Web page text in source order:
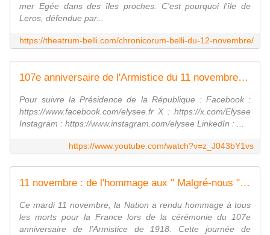
mer Egée dans des îles proches. C'est pourquoi l'île de
Leros, défendue par...
https://theatrum-belli.com/chronicorum-belli-du-12-novembre/
107e anniversaire de l'Armistice du 11 novembre 1918.
Pour suivre la Présidence de la République : Facebook :
https://www.facebook.com/elysee.fr X : https://x.com/Elysee
Instagram : https://www.instagram.com/elysee LinkedIn : ...
https://www.youtube.com/watch?v=z_J043bY1vs
11 novembre : de l'hommage aux " Malgré-nous " à la terre des sites mémoriels
Ce mardi 11 novembre, la Nation a rendu hommage à tous
les morts pour la France lors de la cérémonie du 107e
anniversaire de l'Armistice de 1918. Cette journée de